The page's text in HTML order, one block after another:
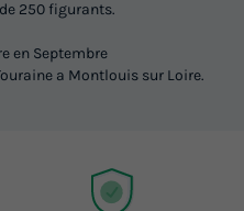
250 figurants.
en Septembre
a Montlouis sur Loire.